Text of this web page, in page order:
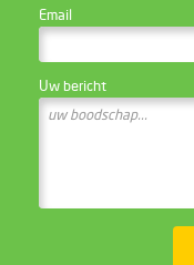
Email
Uw bericht